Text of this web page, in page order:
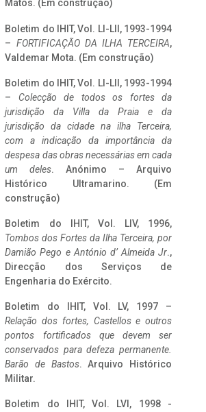
Matos. (Em construção)
Boletim do IHIT, Vol. LI-LII, 1993-1994
– FORTIFICAÇÃO DA ILHA TERCEIRA,
Valdemar Mota. (Em construção)
Boletim do IHIT, Vol. LI-LII, 1993-1994
– Colecção de todos os fortes da
jurisdição da Villa da Praia e da
jurisdição da cidade na ilha Terceira,
com a indicação da importância da
despesa das obras necessárias em cada
um deles. Anónimo – Arquivo
Histórico Ultramarino. (Em
construção)
Boletim do IHIT, Vol. LIV, 1996,
Tombos dos Fortes da Ilha Terceira, por
Damião Pego e António d’ Almeida Jr.,
Direcção dos Serviços de
Engenharia do Exército.
Boletim do IHIT, Vol. LV, 1997 –
Relação dos fortes, Castellos e outros
pontos fortificados que devem ser
conservados para defeza permanente.
Barão de Bastos. Arquivo Histórico
Militar.
Boletim do IHIT, Vol. LVI, 1998 -